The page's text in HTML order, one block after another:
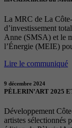
La MRC de La Côte-
d’investissement
Anne (SMSA) et le
l’Énergie (MEIE)
Lire le communiqué
9 décembre 2024
PÈLERIN’ART 2025
Développement
artistes sélectionnés